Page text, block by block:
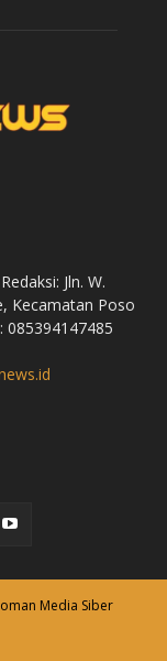
Jln. W.
Kecamatan Poso
085394147485
Media Siber